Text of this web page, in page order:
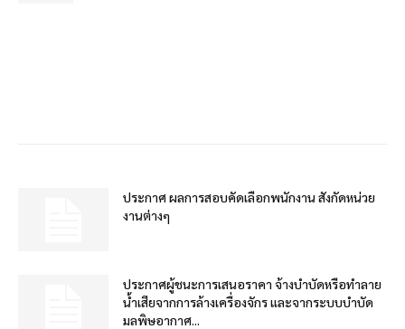
ประกาศ ผลการสอบคัดเลือกพนักงาน สังกัดหน่วย
งานต่างๆ
ประกาศผู้ชนะการเสนอราคา จ้างบำบัดหรือทำลาย
น้ำเสียจากการล้างเครื่องจักร และจากระบบบำบัด
มลพิษอากาศ...